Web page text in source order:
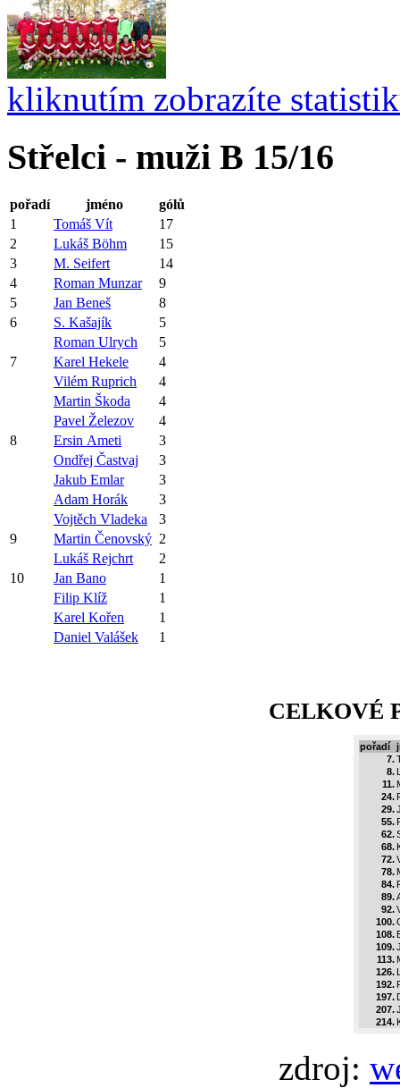
kliknutím zobrazíte
Střelci - muži B 15/16
pořadí jméno
gólů
1
Tomáš Vít
17
2
Lukáš Böhm
15
3
M. Seifert
14
4
Roman Munzar
9
5
Jan Beneš
8
6
S. Kašajík
5
Roman Ulrych
5
7
Karel Hekele
4
Vilém Ruprich
4
Martin Škoda
4
Pavel Železov
4
8
Ersin Ameti
3
Ondřej Častvaj
3
Jakub Emlar
3
Adam Horák
3
Vojtěch Vladeka
3
9
Martin Čenovský 2
Lukáš Rejchrt
2
10
Jan Bano
1
Filip Klíž
1
Karel Kořen
1
Daniel Valášek
1
CELKOVÉ
pořadí
7.
8.
11.
24.
29.
55.
62.
68.
72.
78.
84.
89.
92.
100.
108.
109.
113.
126.
192.
197.
207.
214.
zdroj: